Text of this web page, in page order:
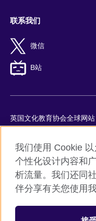
联系我们
微信
B站
英国文化教育协会全球网站
Cookie
网站地图
ICP number: 京ICP备
京公网安备
我们使用 Cookie 以
个性化设计内容和
析流量。我们还同
伴分享有关您使用